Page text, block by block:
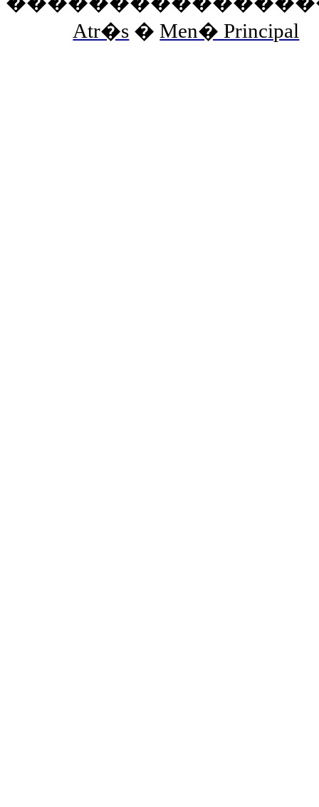
Atr�s �Men� Principal